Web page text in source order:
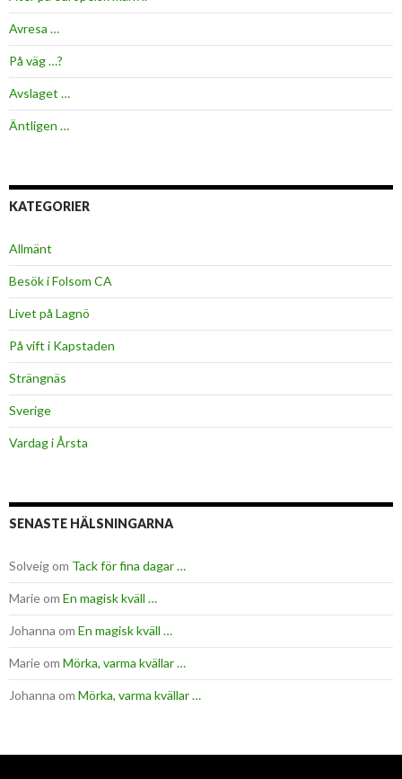
Avresa …
På väg …?
Avslaget …
Äntligen …
KATEGORIER
Allmänt
Besök i Folsom CA
Livet på Lagnö
På vift i Kapstaden
Strängnäs
Sverige
Vardag i Årsta
SENASTE HÄLSNINGARNA
Solveigom Tack för fina dagar …
Marieom En magisk kväll …
Johanna om En magisk kväll …
Marieom Mörka, varma kvällar …
Johanna om Mörka, varma kvällar …